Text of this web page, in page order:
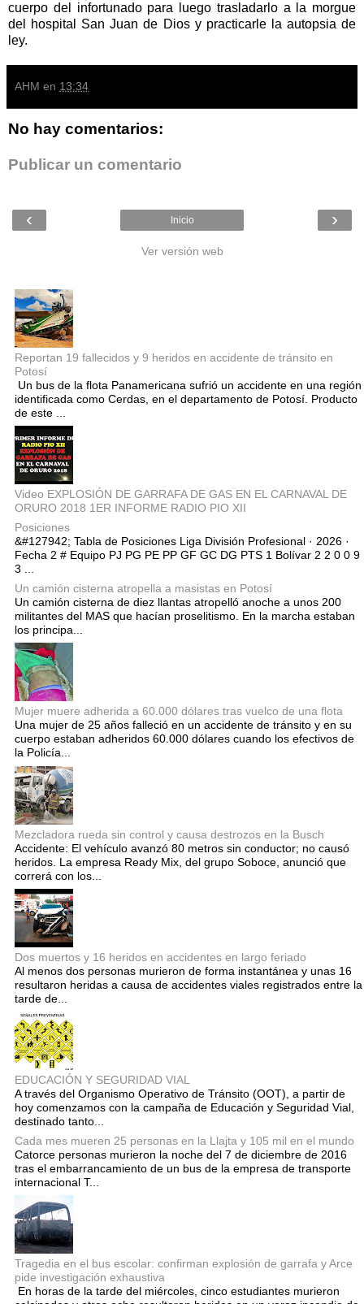
cuerpo del infortunado para luego trasladarlo a la morgue
del hospital San Juan de Dios y practicarle la autopsia de
ley.
AHM en 13:34
No hay comentarios:
Publicar un comentario
‹ ›
Inicio
Ver versión web
Reportan 19 fallecidos y 9 heridos en accidente de tránsito en
Potosí
Un bus de la flota Panamericana sufrió un accidente en una región
identificada como Cerdas, en el departamento de Potosí. Producto
de este ...
Video EXPLOSIÓN DE GARRAFA DE GAS EN EL CARNAVAL DE
ORURO 2018 1ER INFORME RADIO PIO XII
Posiciones
&#127942; Tabla de Posiciones Liga División Profesional · 2026 ·
Fecha 2 # Equipo PJ PG PE PP GF GC DG PTS 1 Bolívar 2 2 0 0 9
3 ...
Un camión cisterna atropella a masistas en Potosí
Un camión cisterna de diez llantas atropelló anoche a unos 200
militantes del MAS que hacían proselitismo. En la marcha estaban
los principa...
Mujer muere adherida a 60.000 dólares tras vuelco de una flota
Una mujer de 25 años falleció en un accidente de tránsito y en su
cuerpo estaban adheridos 60.000 dólares cuando los efectivos de
la Policía...
Mezcladora rueda sin control y causa destrozos en la Busch
Accidente: El vehículo avanzó 80 metros sin conductor; no causó
heridos. La empresa Ready Mix, del grupo Soboce, anunció que
correrá con los...
Dos muertos y 16 heridos en accidentes en largo feriado
Al menos dos personas murieron de forma instantánea y unas 16
resultaron heridas a causa de accidentes viales registrados entre la
tarde de...
EDUCACIÓN Y SEGURIDAD VIAL
A través del Organismo Operativo de Tránsito (OOT), a partir de
hoy comenzamos con la campaña de Educación y Seguridad Vial,
destinado tanto...
Cada mes mueren 25 personas en la Llajta y 105 mil en el mundo
Catorce personas murieron la noche del 7 de diciembre de 2016
tras el embarrancamiento de un bus de la empresa de transporte
internacional T...
Tragedia en el bus escolar: confirman explosión de garrafa y Arce
pide investigación exhaustiva
En horas de la tarde del miércoles, cinco estudiantes murieron